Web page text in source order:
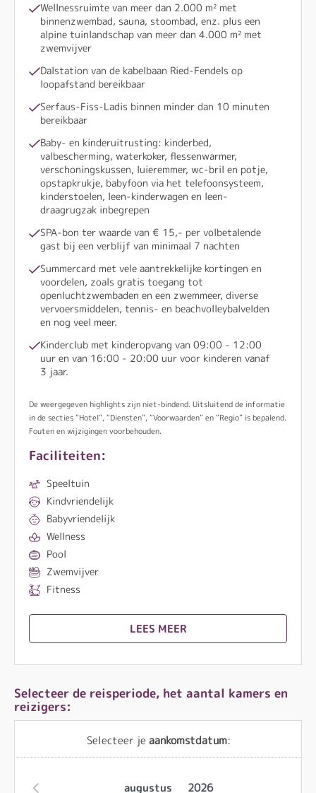
Wellnessruimte van meer dan 2.000 m² met
binnenzwembad, sauna, stoombad, enz. plus een
alpine tuinlandschap van meer dan 4.000 m² met
zwemvijver
Dalstation van de kabelbaan Ried-Fendels op
loopafstand bereikbaar
Serfaus-Fiss-Ladis binnen minder dan 10 minuten
bereikbaar
Baby- en kinderuitrusting: kinderbed,
valbescherming, waterkoker, flessenwarmer,
verschoningskussen, luieremmer, wc-bril en potje,
opstapkrukje, babyfoon via het telefoonsysteem,
kinderstoelen, leen-kinderwagen en leen-
draagrugzak inbegrepen
SPA-bon ter waarde van € 15,- per volbetalende
gast bij een verblijf van minimaal 7 nachten
Summercard met vele aantrekkelijke kortingen en
voordelen, zoals gratis toegang tot
openluchtzwembaden en een zwemmeer, diverse
vervoersmiddelen, tennis- en beachvolleybalvelden
en nog veel meer.
Kinderclub met kinderopvang van 09:00 - 12:00
uur en van 16:00 - 20:00 uur voor kinderen vanaf
3 jaar.
De weergegeven highlights zijn niet-bindend. Uitsluitend de informatie
in de secties “Hotel”, “Diensten”, “Voorwaarden” en “Regio” is bepalend.
Fouten en wijzigingen voorbehouden.
Faciliteiten:
Speeltuin
Kindvriendelijk
Babyvriendelijk
Wellness
Pool
Zwemvijver
Fitness
LEES MEER
Selecteer de reisperiode, het aantal kamers en
reizigers:
Selecteer jeaankomstdatum:
augustus 2026